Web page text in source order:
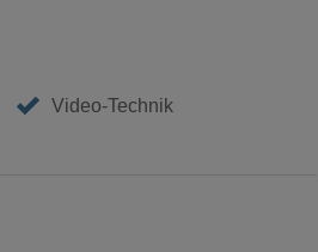
Video-Technik